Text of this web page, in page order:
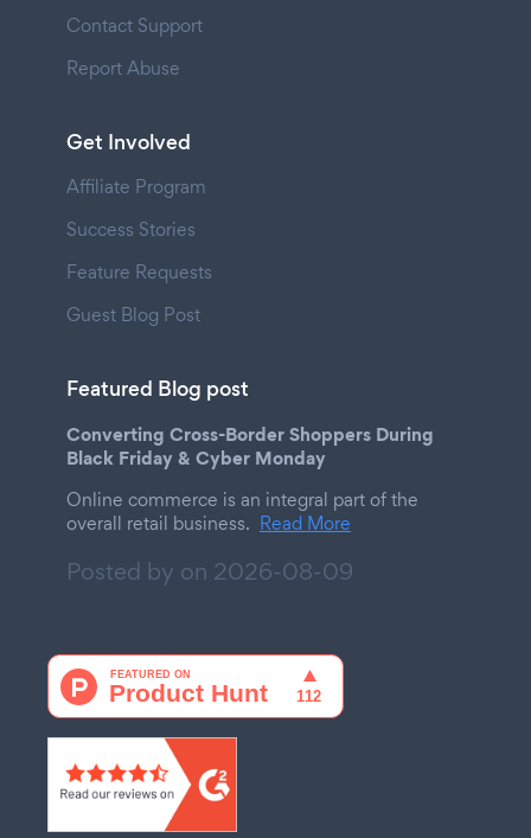
Contact Support
Report Abuse
Get Involved
Affiliate Program
Success Stories
Feature Requests
Guest Blog Post
Featured Blog post
Converting Cross-Border Shoppers During
Black Friday & Cyber Monday
Online commerce is an integral part of the
overall retail business. Read More
Posted by on 2026-08-09